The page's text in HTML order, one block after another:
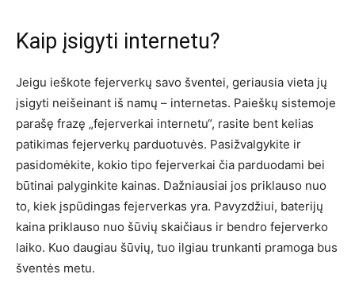
Kaip įsigyti internetu?
Jeigu ieškote fejerverkų savo šventei, geriausia vieta jų
įsigyti neišeinant iš namų – internetas. Paieškų sistemoje
parašę frazę „fejerverkai internetu“, rasite bent kelias
patikimas fejerverkų parduotuvės. Pasižvalgykite ir
pasidomėkite, kokio tipo fejerverkai čia parduodami bei
būtinai palyginkite kainas. Dažniausiai jos priklauso nuo
to, kiek įspūdingas fejerverkas yra. Pavyzdžiui, baterijų
kaina priklauso nuo šūvių skaičiaus ir bendro fejerverko
laiko. Kuo daugiau šūvių, tuo ilgiau trunkanti pramoga bus
šventės metu.